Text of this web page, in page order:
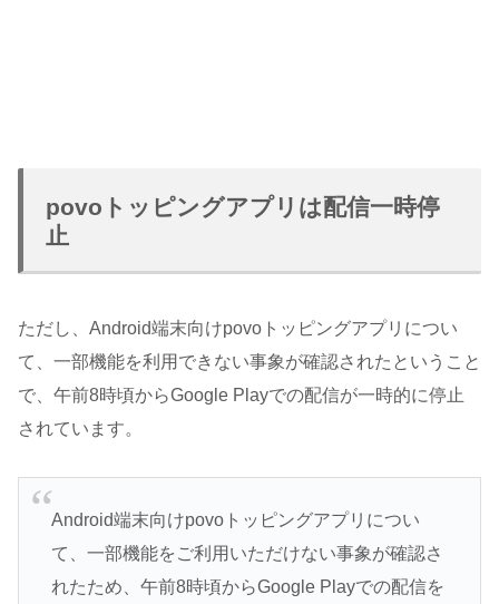
povoトッピングアプリは配信一時停
止
ただし、Android端末向けpovoトッピングアプリについ
て、一部機能を利用できない事象が確認されたということ
で、午前8時頃からGoogle Playでの配信が一時的に停止
されています。
Android端末向けpovoトッピングアプリについ
て、一部機能をご利用いただけない事象が確認さ
れたため、午前8時頃からGoogle Playでの配信を